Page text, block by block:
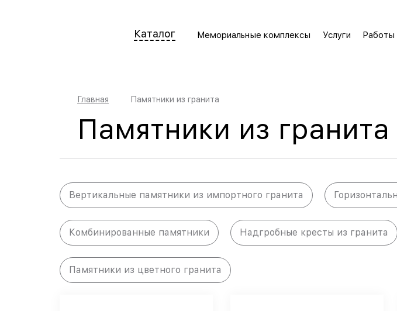
Каталог Мемориальные комплексы Услуги Работы
Главная Памятники из гранита
Памятники из гранита
Вертикальные памятники из импортного гранита
Комбинированные памятники Надгробные кресты из гранита
Памятники из цветного гранита